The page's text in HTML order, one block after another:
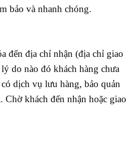
bảo và nhanh chóng.
đến địa chỉ nhận (địa chỉ giao
do nào đó khách hàng chưa
dịch vụ lưu hàng, bảo quản
Chờ khách đến nhận hoặc giao